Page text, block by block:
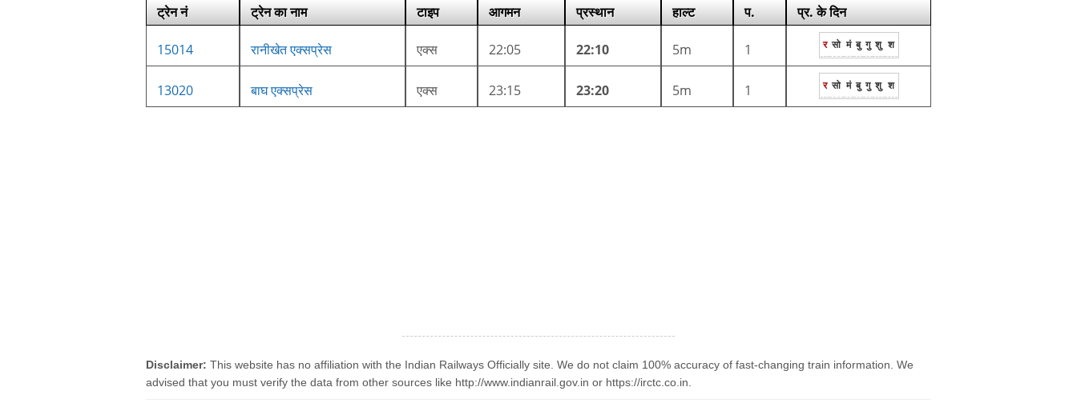
ट्रेन नं ट्रेन का नाम टाइप आगमन प्रस्थान हाल्ट प. प्र. के दिन
15014 रानीखेत एक्सप्रेस एक्स 22:05 22:10 5m 1 र सो मं बु गु शु श
13020 बाघ एक्सप्रेस एक्स 23:15 23:20 5m 1 र सो मं बु गु शु श
Disclaimer: This website has no affiliation with the Indian Railways Officially site. We do not claim 100% accuracy of fast-changing train information. We
advised that you must verify the data from other sources like http://www.indianrail.gov.in or https://irctc.co.in.